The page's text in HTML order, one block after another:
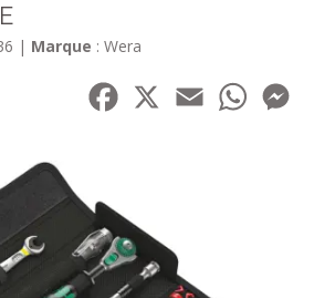
| Marque : Wera
Facebook
Email